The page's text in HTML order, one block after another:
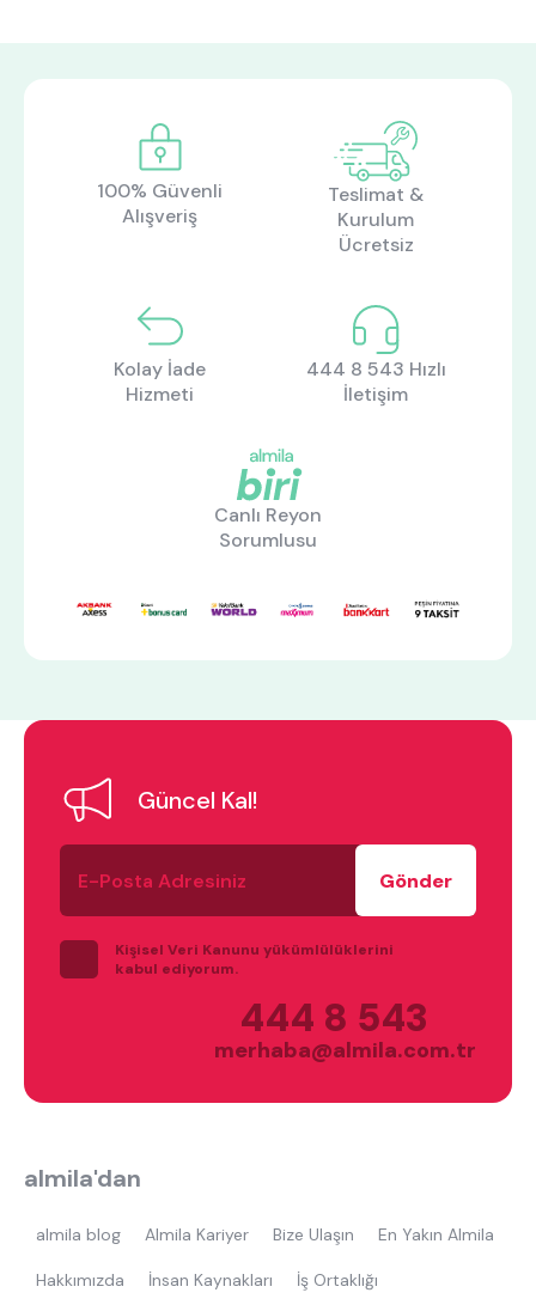
ne aramıştınız?
tek kişilik yatak
çocuk odası
100% Güvenli
Alışveriş
Teslimat &
Kurulum
Ücretsiz
Kolay İade
Hizmeti
444 8 543 Hızlı
İletişim
Canlı Reyon
Sorumlusu
Güncel Kal!
E-
Posta
Adresiniz
Kişisel Veri Kanunu yükümlülüklerini
kabul ediyorum.
444 8 543
merhaba@almila.com.tr
almila'dan
almila blog Almila Kariyer Bize Ulaşın En Yakın Almila
Hakkımızda İnsan Kaynakları İş Ortaklığı